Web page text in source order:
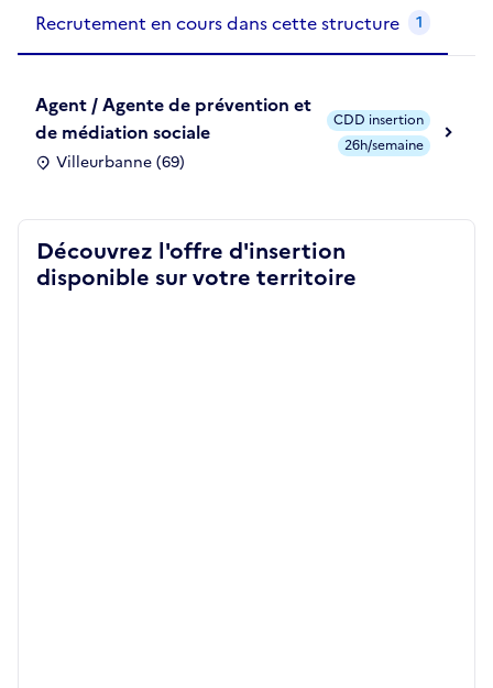
Recrutement en cours dans cette structure 1
Agent / Agente de prévention et
de médiation sociale
Villeurbanne (69)
CDD insertion
26h/semaine
Découvrez l'offre d'insertion
disponible sur votre territoire